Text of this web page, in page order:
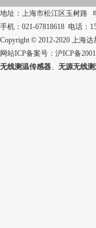
地址：上海市松江区玉树路
手机：021-67818618 电话：
Copyright © 2012-2020 上海
网站ICP备案号： 沪ICP备
无线测温传感器、 无源无线